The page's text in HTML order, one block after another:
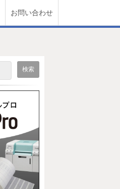
お問い合わせ